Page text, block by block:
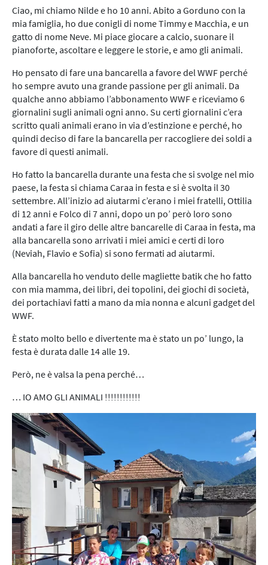
Ciao, mi chiamo Nilde e ho 10 anni. Abito a Gorduno con la
mia famiglia, ho due conigli di nome Timmy e Macchia, e un
gatto di nome Neve. Mi piace giocare a calcio, suonare il
pianoforte, ascoltare e leggere le storie, e amo gli animali.
Ho pensato di fare una bancarella a favore del WWF perché
ho sempre avuto una grande passione per gli animali. Da
qualche anno abbiamo l’abbonamento WWF e riceviamo 6
giornalini sugli animali ogni anno. Su certi giornalini c’era
scritto quali animali erano in via d’estinzione e perché, ho
quindi deciso di fare la bancarella per raccogliere dei soldi a
favore di questi animali.
Ho fatto la bancarella durante una festa che si svolge nel mio
paese, la festa si chiama Caraa in festa e si è svolta il 30
settembre. All’inizio ad aiutarmi c’erano i miei fratelli, Ottilia
di 12 anni e Folco di 7 anni, dopo un po’ però loro sono
andati a fare il giro delle altre bancarelle di Caraa in festa, ma
alla bancarella sono arrivati i miei amici e certi di loro
(Neviah, Flavio e Sofia) si sono fermati ad aiutarmi.
Alla bancarella ho venduto delle magliette batik che ho fatto
con mia mamma, dei libri, dei topolini, dei giochi di società,
dei portachiavi fatti a mano da mia nonna e alcuni gadget del
WWF.
È stato molto bello e divertente ma è stato un po’ lungo, la
festa è durata dalle 14 alle 19.
Però, ne è valsa la pena perché…
… IO AMO GLI ANIMALI !!!!!!!!!!!!